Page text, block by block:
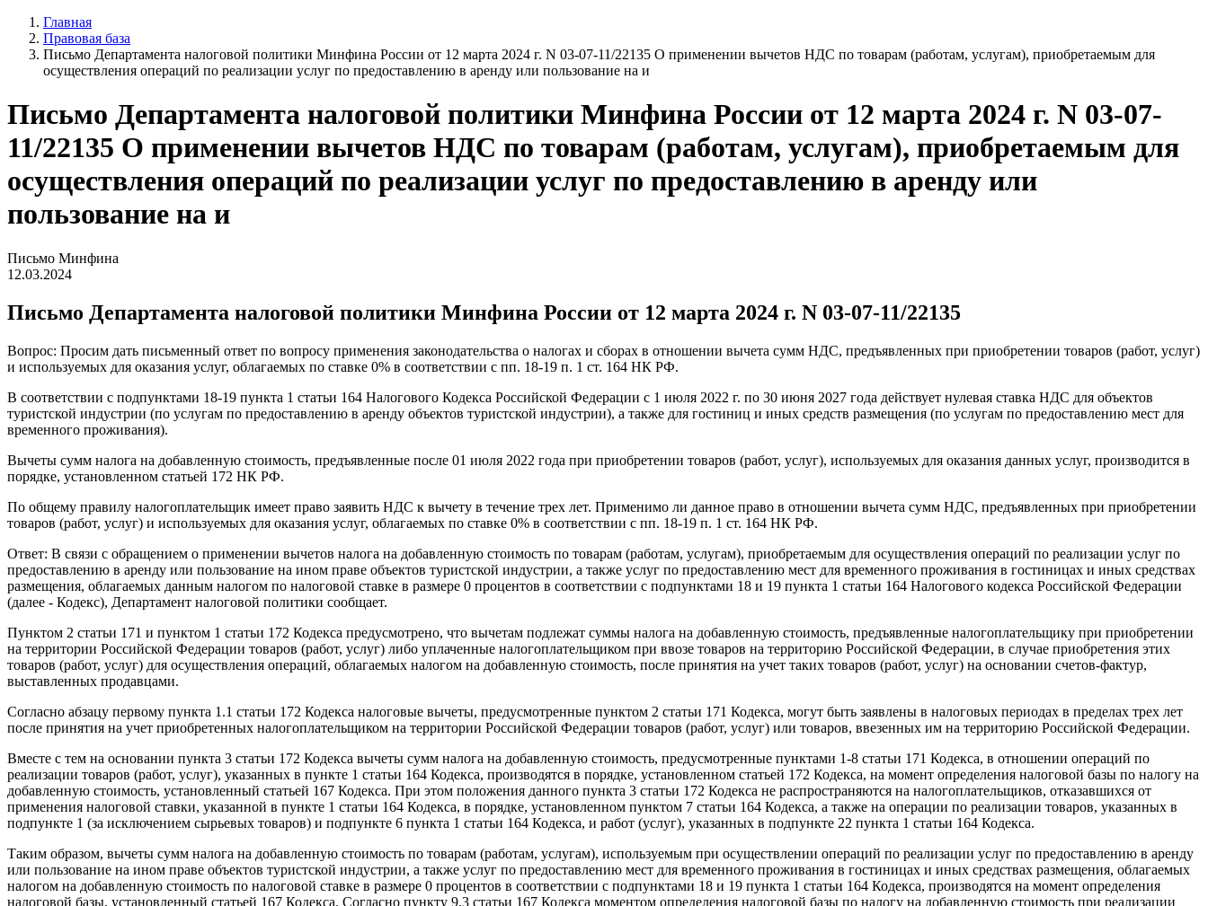
Главная
Правовая база
Письмо Департамента налоговой политики Минфина России от 12 марта 2024 г. N 03-07-11/22135 О применении вычетов НДС по товарам (работам, услугам), приобретаемым для
осуществления операций по реализации услуг по предоставлению в аренду или пользование на и
Письмо Департамента налоговой политики Минфина России от 12 марта 2024 г. N 03-07-
11/22135 О применении вычетов НДС по товарам (работам, услугам), приобретаемым для
осуществления операций по реализации услуг по предоставлению в аренду или
пользование на и
Письмо Минфина
12.03.2024
Письмо Департамента налоговой политики Минфина России от 12 марта 2024 г. N 03-07-11/22135
Вопрос: Просим дать письменный ответ по вопросу применения законодательства о налогах и сборах в отношении вычета сумм НДС, предъявленных при приобретении товаров (работ, услуг)
и используемых для оказания услуг, облагаемых по ставке 0% в соответствии с пп. 18-19 п. 1 ст. 164 НК РФ.
В соответствии с подпунктами 18-19 пункта 1 статьи 164 Налогового Кодекса Российской Федерации с 1 июля 2022 г. по 30 июня 2027 года действует нулевая ставка НДС для объектов
туристской индустрии (по услугам по предоставлению в аренду объектов туристской индустрии), а также для гостиниц и иных средств размещения (по услугам по предоставлению мест для
временного проживания).
Вычеты сумм налога на добавленную стоимость, предъявленные после 01 июля 2022 года при приобретении товаров (работ, услуг), используемых для оказания данных услуг, производится в
порядке, установленном статьей 172 НК РФ.
По общему правилу налогоплательщик имеет право заявить НДС к вычету в течение трех лет. Применимо ли данное право в отношении вычета сумм НДС, предъявленных при приобретении
товаров (работ, услуг) и используемых для оказания услуг, облагаемых по ставке 0% в соответствии с пп. 18-19 п. 1 ст. 164 НК РФ.
Ответ: В связи с обращением о применении вычетов налога на добавленную стоимость по товарам (работам, услугам), приобретаемым для осуществления операций по реализации услуг по
предоставлению в аренду или пользование на ином праве объектов туристской индустрии, а также услуг по предоставлению мест для временного проживания в гостиницах и иных средствах
размещения, облагаемых данным налогом по налоговой ставке в размере 0 процентов в соответствии с подпунктами 18 и 19 пункта 1 статьи 164 Налогового кодекса Российской Федерации
(далее - Кодекс), Департамент налоговой политики сообщает.
Пунктом 2 статьи 171 и пунктом 1 статьи 172 Кодекса предусмотрено, что вычетам подлежат суммы налога на добавленную стоимость, предъявленные налогоплательщику при приобретении
на территории Российской Федерации товаров (работ, услуг) либо уплаченные налогоплательщиком при ввозе товаров на территорию Российской Федерации, в случае приобретения этих
товаров (работ, услуг) для осуществления операций, облагаемых налогом на добавленную стоимость, после принятия на учет таких товаров (работ, услуг) на основании счетов-фактур,
выставленных продавцами.
Согласно абзацу первому пункта 1.1 статьи 172 Кодекса налоговые вычеты, предусмотренные пунктом 2 статьи 171 Кодекса, могут быть заявлены в налоговых периодах в пределах трех лет
после принятия на учет приобретенных налогоплательщиком на территории Российской Федерации товаров (работ, услуг) или товаров, ввезенных им на территорию Российской Федерации.
Вместе с тем на основании пункта 3 статьи 172 Кодекса вычеты сумм налога на добавленную стоимость, предусмотренные пунктами 1-8 статьи 171 Кодекса, в отношении операций по
реализации товаров (работ, услуг), указанных в пункте 1 статьи 164 Кодекса, производятся в порядке, установленном статьей 172 Кодекса, на момент определения налоговой базы по налогу на
добавленную стоимость, установленный статьей 167 Кодекса. При этом положения данного пункта 3 статьи 172 Кодекса не распространяются на налогоплательщиков, отказавшихся от
применения налоговой ставки, указанной в пункте 1 статьи 164 Кодекса, в порядке, установленном пунктом 7 статьи 164 Кодекса, а также на операции по реализации товаров, указанных в
подпункте 1 (за исключением сырьевых товаров) и подпункте 6 пункта 1 статьи 164 Кодекса, и работ (услуг), указанных в подпункте 22 пункта 1 статьи 164 Кодекса.
Таким образом, вычеты сумм налога на добавленную стоимость по товарам (работам, услугам), используемым при осуществлении операций по реализации услуг по предоставлению в аренду
или пользование на ином праве объектов туристской индустрии, а также услуг по предоставлению мест для временного проживания в гостиницах и иных средствах размещения, облагаемых
налогом на добавленную стоимость по налоговой ставке в размере 0 процентов в соответствии с подпунктами 18 и 19 пункта 1 статьи 164 Кодекса, производятся на момент определения
налоговой базы, установленный статьей 167 Кодекса. Согласно пункту 9.3 статьи 167 Кодекса моментом определения налоговой базы по налогу на добавленную стоимость при реализации